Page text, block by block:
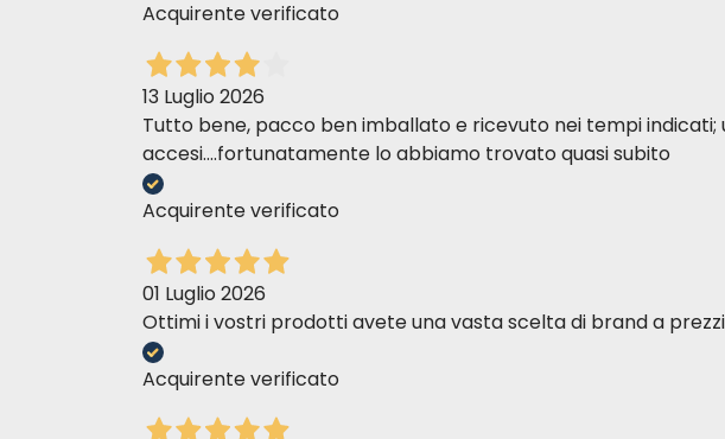
Acquirente verificato
13 Luglio 2026
Tutto bene, pacco ben imballato e ricevuto nei tempi
accesi....fortunatamente lo abbiamo trovato quasi subito
Acquirente verificato
01 Luglio 2026
Ottimi i vostri prodotti avete una vasta scelta di brand a
Acquirente verificato